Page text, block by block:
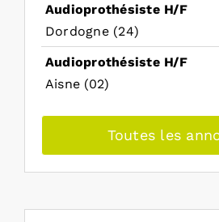
Audioprothésiste H/F
Dordogne (24)
Audioprothésiste H/F
Aisne (02)
Toutes les